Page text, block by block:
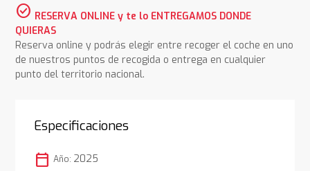
check_circle RESERVA ONLINE y te lo ENTREGAMOS DONDE
QUIERAS
Reserva online y podrás elegir entre recoger el coche en uno
de nuestros puntos de recogida o entrega en cualquier
punto del territorio nacional.
Especificaciones
calendar_today Año: 2025